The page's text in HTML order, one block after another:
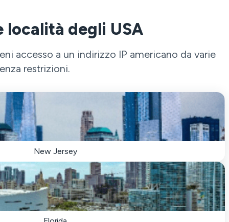
località degli USA
accesso a un indirizzo IP americano da varie
restrizioni.
New Jersey